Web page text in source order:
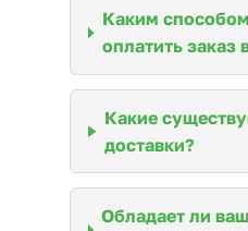
Каким
оплатить заказ
Какие
доставки?
Обладает ли